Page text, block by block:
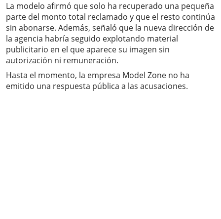
La modelo afirmó que solo ha recuperado una pequeña
parte del monto total reclamado y que el resto continúa
sin abonarse. Además, señaló que la nueva dirección de
la agencia habría seguido explotando material
publicitario en el que aparece su imagen sin
autorización ni remuneración.
Hasta el momento, la empresa Model Zone no ha
emitido una respuesta pública a las acusaciones.